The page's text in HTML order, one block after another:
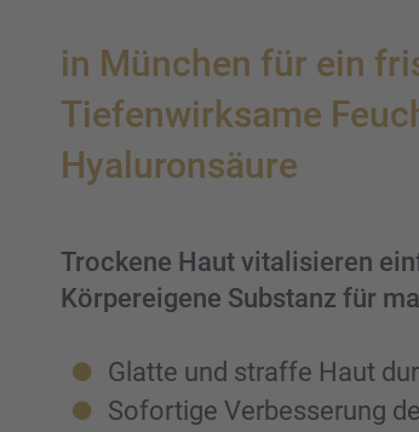
in München für ein
Tiefen­wirk­same
Hyalu­ron­säure
Trockene Haut vitali­sie­ren
Körper­ei­gene Substanz für
Glatte und straffe Haut
Sofor­tige Verbes­se­rung